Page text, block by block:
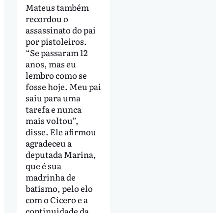
Mateus também
recordou o
assassinato do pai
por pistoleiros.
“Se passaram 12
anos, mas eu
lembro como se
fosse hoje. Meu pai
saiu para uma
tarefa e nunca
mais voltou”,
disse. Ele afirmou
agradeceu a
deputada Marina,
que é sua
madrinha de
batismo, pelo elo
com o Cícero e a